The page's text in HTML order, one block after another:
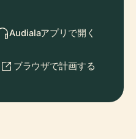
Audialaアプリで開く
ブラウザで計画する